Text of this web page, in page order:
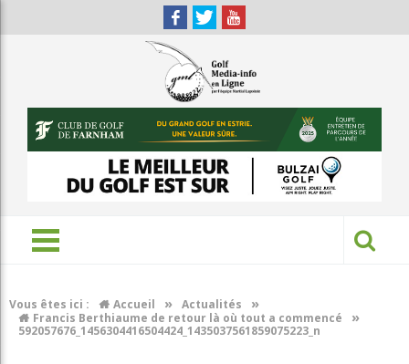
Vous êtes ici : Accueil » Actualités »
Francis Berthiaume de retour là où tout a commencé »
592057676_1456304416504424_1435037561859075223_n